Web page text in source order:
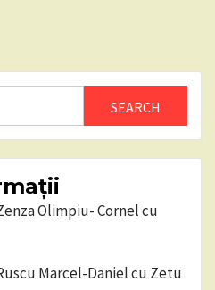
Olimpiu- Cornel cu
Marcel-Daniel cu Zetu